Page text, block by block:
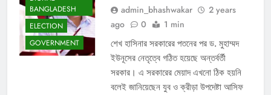
BANGLADESH
ELECTION
GOVERNMENT
admin_bhashwakar
2 years
ago
0 1 min
শেখ হাসিনার সরকারের পতনের পর ড. মুহাম্মদ
ইউনূসের নেতৃত্বে গঠিত হয়েছে অন্তর্বর্তী
সরকার। এ সরকারের মেয়াদ এখনো ঠিক হয়নি
বলেই জানিয়েছেন যুব ও ক্রীড়া উপদেষ্টা আসিফ